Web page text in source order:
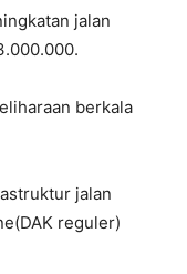
jalan
berkala
jalan
reguler)